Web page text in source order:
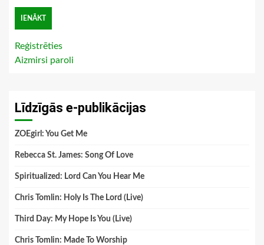
Reģistrēties
Aizmirsi paroli
Līdzīgās e-publikācijas
ZOEgirl: You Get Me
Rebecca St. James: Song Of Love
Spiritualized: Lord Can You Hear Me
Chris Tomlin: Holy Is The Lord (Live)
Third Day: My Hope Is You (Live)
Chris Tomlin: Made To Worship